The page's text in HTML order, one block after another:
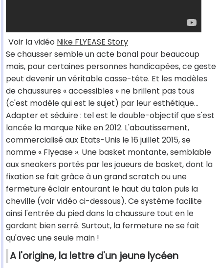
Voir la vidéo Nike FLYEASE Story
Se chausser semble un acte banal pour beaucoup
mais, pour certaines personnes handicapées, ce geste
peut devenir un véritable casse-tête. Et les modèles
de chaussures « accessibles » ne brillent pas tous
(c'est modèle qui est le sujet) par leur esthétique…
Adapter et séduire : tel est le double-objectif que s'est
lancée la marque Nike en 2012. L'aboutissement,
commercialisé aux Etats-Unis le 16 juillet 2015, se
nomme « Flyease ». Une basket montante, semblable
aux sneakers portés par les joueurs de basket, dont la
fixation se fait grâce à un grand scratch ou une
fermeture éclair entourant le haut du talon puis la
cheville (voir vidéo ci-dessous). Ce système facilite
ainsi l'entrée du pied dans la chaussure tout en le
gardant bien serré. Surtout, la fermeture ne se fait
qu'avec une seule main !
A l'origine, la lettre d'un jeune lycéen